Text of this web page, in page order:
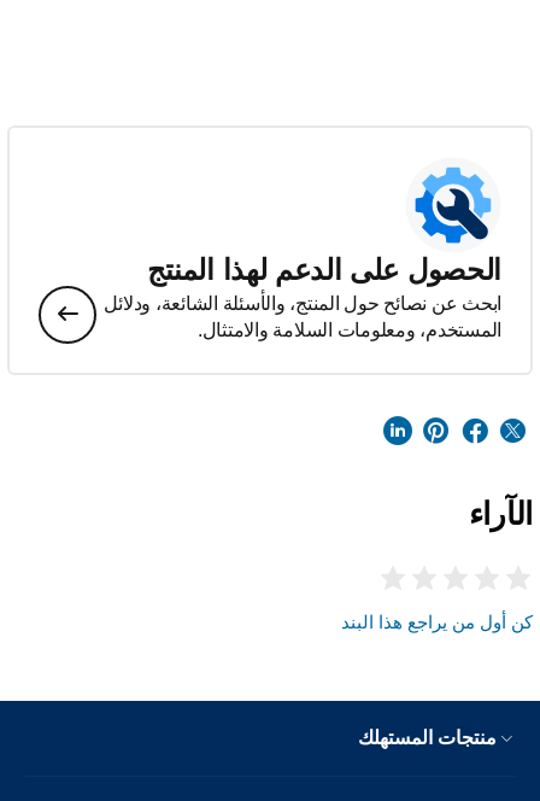
الحصول على الدعم لهذا المنتج
ابحث عن نصائح حول المنتج، والأسئلة الشائعة، ودلائل
المستخدم، ومعلومات السلامة والامتثال.
الآراء
كن أول من يراجع هذا البند
منتجات المستهلك